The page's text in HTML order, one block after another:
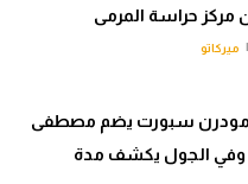
مركز حراسة المرمى
ميركاتو
مودرن سبورت يضم مصطفى
الجول يكشف مدة